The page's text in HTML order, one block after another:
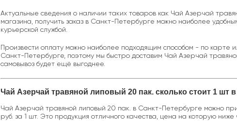
Актуальные сведения о наличии таких товаров как Чай Азерчай
магазина, получить заказ в Санкт-Петербурге можно наиболее
курьерской службой.
Произвести оплату можно наиболее подходящим способом - по
Санкт-Петербурге, поэтому мы быстро доставим Чай Азерчай
самовывоз будет ещё выгоднее.
Чай Азерчай травяной липовый 20 пак. сколько стоит 1 шт
Чай Азерчай травяной липовый 20 пак. в Санкт-Петербурге можно
руб. за 1 шт. Это продукция отличного качества, цена на которую